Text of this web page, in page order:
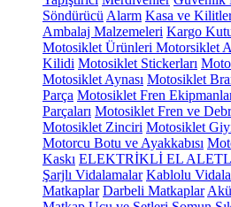
Söndürücü Alarm Kasa ve
Ambalaj Malzemeleri Kargo
Motosiklet Ürünleri Motorsiklet
Kilidi Motosiklet Stickerları
Motosiklet Aynası Motosiklet
Parça Motosiklet Fren
Parçaları Motosiklet Fren ve
Motosiklet Zinciri Motosiklet
Motorcu Botu ve Ayakkabısı
Kaskı ELEKTRİKLİ EL
Şarjlı Vidalamalar Kablolu
Matkaplar Darbeli Matkaplar